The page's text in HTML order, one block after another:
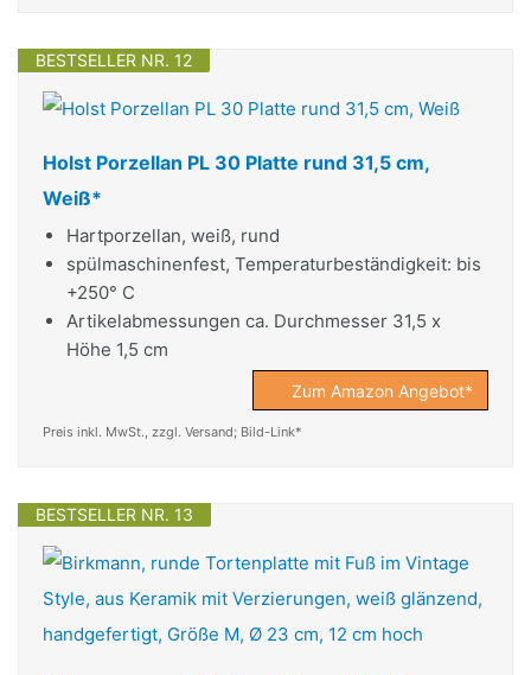
BESTSELLER NR. 12
Holst Porzellan PL 30 Platte rund 31,5 cm,
Weiß*
Hartporzellan, weiß, rund
spülmaschinenfest, Temperaturbeständigkeit: bis
+250° C
Artikelabmessungen ca. Durchmesser 31,5 x
Höhe 1,5 cm
Zum Amazon Angebot*
Preis inkl. MwSt., zzgl. Versand; Bild-Link*
BESTSELLER NR. 13